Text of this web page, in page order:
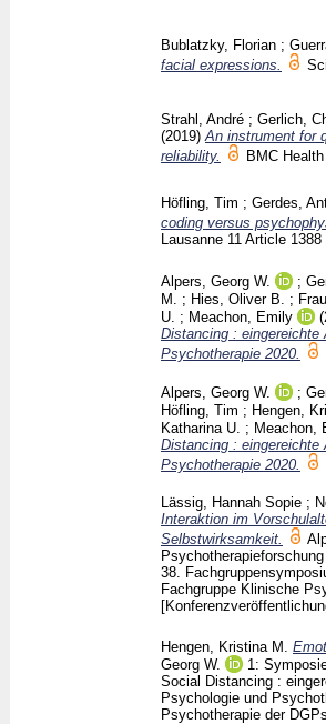
Bublatzky, Florian ;
facial expressions.
Strahl, André ; Gerlich,
(2019) An instrument for
reliability.
BMC
Höfling, Tim ; Gerdes,
coding versus
Lausanne 11 Article 1388
Alpers, Georg W. ;
M. ; Hies, Oliver B. ;
U. ; Meachon, Emily
Distancing :
Psychotherapie 2020.
Alpers, Georg W. ;
Höfling, Tim ; Hengen,
Katharina U. ; Meachon,
Distancing :
Psychotherapie 2020.
Lässig, Hannah Sopie ;
Interaktion im
Selbstwirksamkeit.
38.
Fachgruppe Klinische
Hengen, Kristina M.
Georg W.
1:
Social Distancing :
Psychologie und
Psychotherapie der